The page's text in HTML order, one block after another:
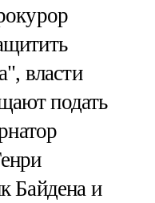
власти
подать
Байдена и